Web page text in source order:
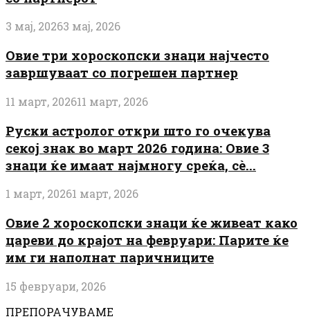
3 мај, 20263 мај, 2026
Овие три хороскопски знаци најчесто
завршуваат со погрешен партнер
11 март, 202611 март, 2026
Руски астролог откри што го очекува
секој знак во март 2026 година: Овие 3
знаци ќе имаат најмногу среќа, сè...
1 март, 20261 март, 2026
Овие 2 хороскопски знаци ќе живеат како
цареви до крајот на февруари: Парите ќе
им ги наполнат паричниците
15 февруари, 2026
ПРЕПОРАЧУВАМЕ